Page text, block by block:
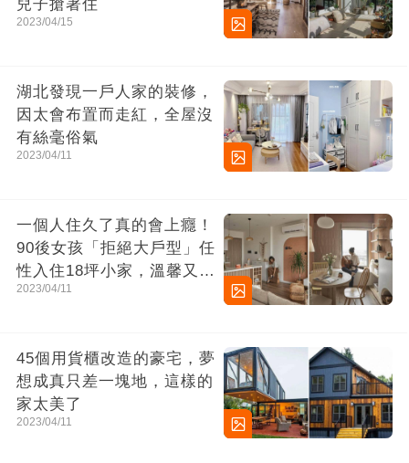
兒子搶著住
2023/04/15
湖北發現一戶人家的裝修，
因太會布置而走紅，全屋沒
有絲毫俗氣
2023/04/11
一個人住久了真的會上癮！
90後女孩「拒絕大戶型」任
性入住18坪小家，溫馨又舒
適簡直太完美
2023/04/11
45個用貨櫃改造的豪宅，夢
想成真只差一塊地，這樣的
家太美了
2023/04/11